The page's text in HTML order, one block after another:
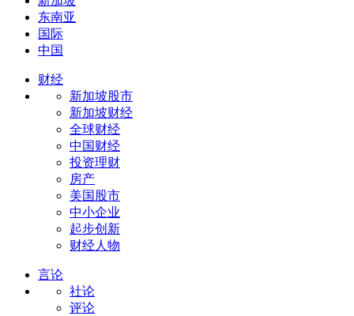
东南亚
国际
中国
财经
新加坡股市
新加坡财经
全球财经
中国财经
投资理财
房产
美国股市
中小企业
起步创新
财经人物
言论
社论
评论